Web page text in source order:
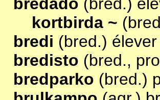
kortbirda ~
bredi (bred.) élever
bredisto (bred.,
bredparko (bred.)